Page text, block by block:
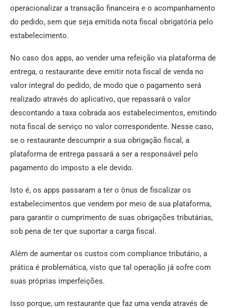
operacionalizar a transação financeira e o acompanhamento
do pedido, sem que seja emitida nota fiscal obrigatória pelo
estabelecimento.
No caso dos apps, ao vender uma refeição via plataforma de
entrega, o restaurante deve emitir nota fiscal de venda no
valor integral do pedido, de modo que o pagamento será
realizado através do aplicativo, que repassará o valor
descontando a taxa cobrada aos estabelecimentos, emitindo
nota fiscal de serviço no valor correspondente. Nesse caso,
se o restaurante descumprir a sua obrigação fiscal, a
plataforma de entrega passará a ser a responsável pelo
pagamento do imposto a ele devido.
Isto é, os apps passaram a ter o ônus de fiscalizar os
estabelecimentos que vendem por meio de sua plataforma,
para garantir o cumprimento de suas obrigações tributárias,
sob pena de ter que suportar a carga fiscal.
Além de aumentar os custos com compliance tributário, a
prática é problemática, visto que tal operação já sofre com
suas próprias imperfeições.
Isso porque, um restaurante que faz uma venda através de